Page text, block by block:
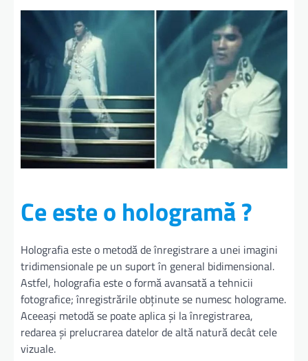
Ce este o hologramă ?
Holografia este o metodă de înregistrare a unei imagini
tridimensionale pe un suport în general bidimensional.
Astfel, holografia este o formă avansată a tehnicii
fotografice; înregistrările obținute se numesc holograme.
Aceeași metodă se poate aplica și la înregistrarea,
redarea și prelucrarea datelor de altă natură decât cele
vizuale.